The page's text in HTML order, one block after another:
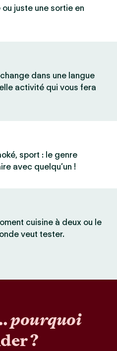
juste une sortie en
dans une langue
activité qui vous fera
sport : le genre
avec quelqu’un !
cuisine à deux ou le
veut tester.
pourquoi
?